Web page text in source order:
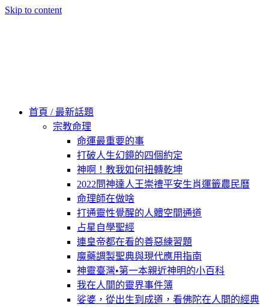
Skip to content
首頁 / 最新話題
宗教命理
命運最重要的事
打破人生幻鏡的四個約定
神啊！教我如何扭轉乾坤
2022問神達人王崇禮平安生肖運籤農民曆
命理師在做啥
打通靈性覺醒的人體空間通道
占星自學聖經
連皇帝都在看的善惡練習題
魔藥調製聖典與現代應用指南
神靈臺灣•第一本親近神明的小百科
我在人間的靈界事件簿
娑婆，從出生到成道，看佛陀在人間的經典